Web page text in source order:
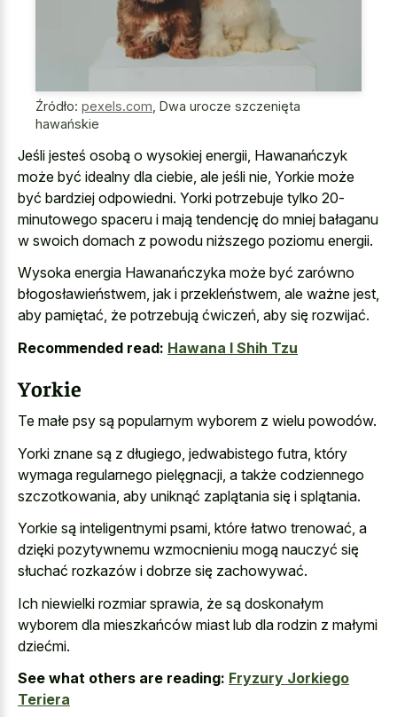
Źródło: pexels.com Dwa urocze szczenięta
hawańskie
Jeśli jesteś osobą o wysokiej energii, Hawanańczyk
może być idealny dla ciebie, ale jeśli nie, Yorkie może
być bardziej odpowiedni. Yorki potrzebuje tylko 20-
minutowego spaceru i mają tendencję do mniej bałaganu
w swoich domach z powodu niższego poziomu energii.
Wysoka energia Hawanańczyka może być zarówno
błogosławieństwem, jak i przekleństwem, ale ważne jest,
aby pamiętać, że potrzebują ćwiczeń, aby się rozwijać.
Recommended read: Hawana I Shih Tzu
Yorkie
Te małe psy są popularnym wyborem z wielu powodów.
Yorki znane są z długiego, jedwabistego futra, który
wymaga regularnego pielęgnacji, a także codziennego
szczotkowania, aby uniknąć zaplątania się i splątania.
Yorkie są inteligentnymi psami, które łatwo trenować, a
dzięki pozytywnemu wzmocnieniu mogą nauczyć się
słuchać rozkazów i dobrze się zachowywać.
Ich niewielki rozmiar sprawia, że są doskonałym
wyborem dla mieszkańców miast lub dla rodzin z małymi
dziećmi.
See what others are reading: Fryzury Jorkiego
Teriera